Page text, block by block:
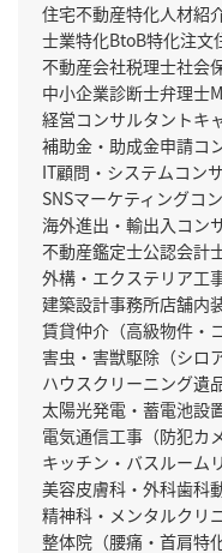
住宅不動産特化人材紹
士業特化BtoB特化注文
不動産会社税理士社会
中小企業診断士弁理士
経営コンサルタントキ
補助金・助成金申請コ
IT顧問・システムコン
SNSマーケティングコ
海外進出・輸出入コン
不動産鑑定士公認会計
外構・エクステリア工
建築設計事務所店舗内
賃貸仲介（高級物件・
害虫・害獣駆除（シロ
ハウスクリーニング遺
太陽光発電・蓄電池設
電気通信工事（防犯カ
キッチン・バスルーム
美容皮膚科・外科歯科
精神科・メンタルクリ
整体院（腰痛・首肩特化